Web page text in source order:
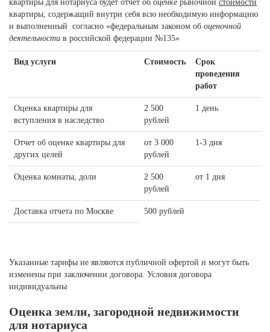
квартиры для нотариуса будет отчет об оценке рыночной стоимости
квартиры, содержащий внутри себя всю необходимую информацию
и выполненный согласно «федеральным законом об оценочной
деятельности в российской федерации №135»
Вид услуги Стоимость
Срок
проведения
работ
Оценка квартиры для
вступления в наследство
2 500
рублей
1 день
Отчет об оценке квартиры для
других целей
от 3 000
рублей
1-3 дня
Оценка комнаты, доли
2 500
рублей
от 1 дня
Доставка отчета по Москве 500 рублей
Указанные тарифы не являются публичной офертой и могут быть
изменены при заключении договора. Условия договора
индивидуальны
Оценка земли, загородной недвижимости
для нотариуса